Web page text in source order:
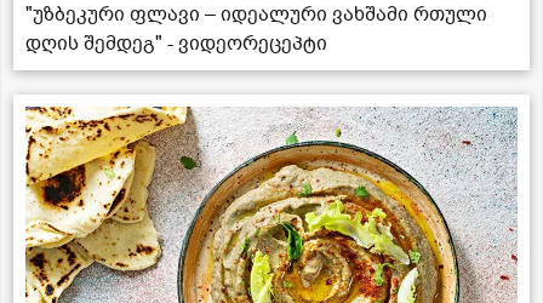
"უზბეკური ფლავი – იდეალური ვახშამი რთული
დღის შემდეგ" - ვიდეორეცეპტი